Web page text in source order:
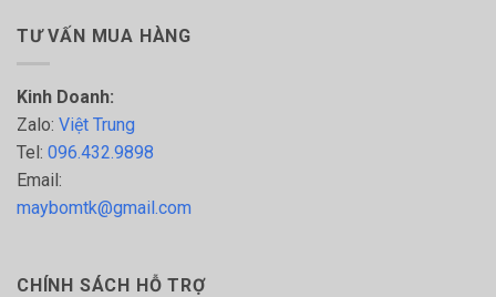
TƯ VẤN MUA HÀNG
Kinh Doanh:
Zalo: Việt Trung
Tel: 096.432.9898
Email:
maybomtk@gmail.com
CHÍNH SÁCH HỖ TRỢ